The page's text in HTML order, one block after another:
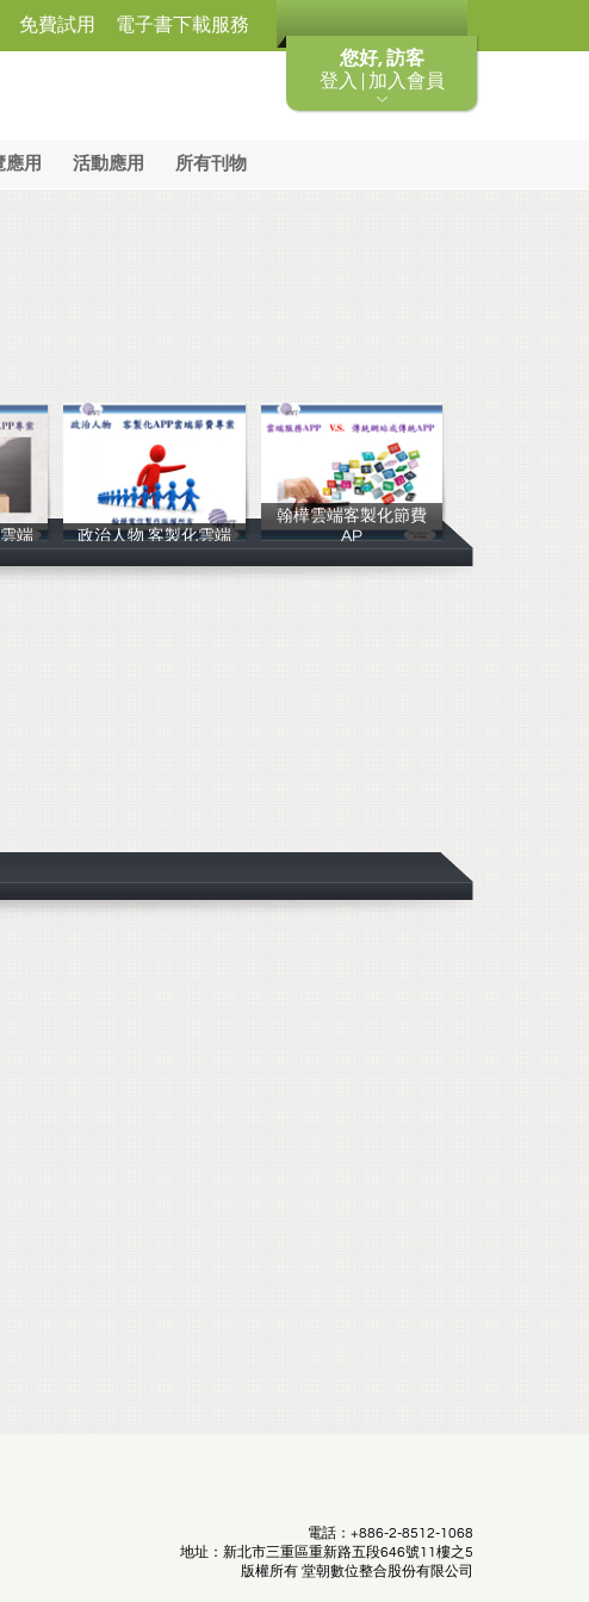
您好, 訪客
登入 | 加入會員
免費試用 電子書下載服務
應用 活動應用 所有刊物
端
政治人物 客製化雲端
翰樺電信
翰樺雲端客製化節費
AP
翰樺電信
電話：+886-2-8512-1068
地址：新北市三重區重新路五段646號11樓之5
版權所有 堂朝數位整合股份有限公司